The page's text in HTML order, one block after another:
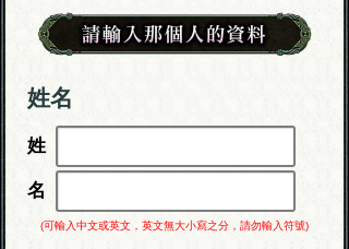
姓名
姓
名
(可輸入中文或英文，英文無大小寫之分，請勿輸入符號)